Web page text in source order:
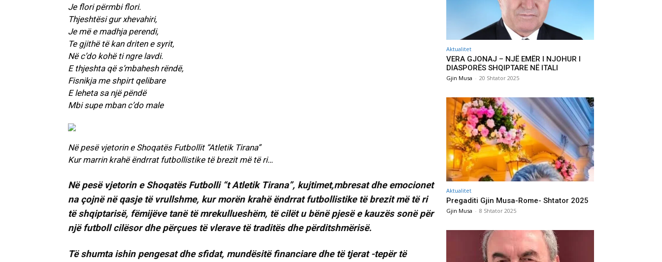
Je flori përmbi flori.
Thjeshtësi gur xhevahiri,
Je më e madhja perendi,
Te gjithë të kan driten e syrit,
Në c’do kohë ti ngre lavdi.
E thjeshta që s’mbahesh rëndë,
Fisnikja me shpirt qelibare
E leheta sa një pëndë
Mbi supe mban c’do male
Në pesë vjetorin e Shoqatës Futbollit “Atletik Tirana”
Kur marrin krahë ëndrrat futbollistike të brezit më të ri…
Në pesë vjetorin e Shoqatës Futbolli “t Atletik Tirana”, kujtimet,mbresat dhe emocionet
na çojnë në qasje të vrullshme, kur morën krahë ëndrrat futbollistike të brezit më të ri
të shqiptarisë, fëmijëve tanë të mrekullueshëm, të cilët u bënë pjesë e kauzës sonë për
një futboll cilësor dhe përçues të vlerave të traditës dhe përditshmërisë.
Të shumta ishin pengesat dhe sfidat, mundësitë financiare dhe të tjerat -tepër të
Aktualitet
VERA GJONAJ – NJË EMËR I NJOHUR I
DIASPORËS SHQIPTARE NË ITALI
Gjin Musa - 20 Shtator 2025
Aktualitet
Pregaditi Gjin Musa-Rome- Shtator 2025
Gjin Musa - 8 Shtator 2025